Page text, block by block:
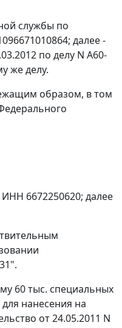
службы по
далее -
по делу N А60-
же делу.
образом, в том
6672250620; далее
60 тыс. специальных
нанесения на
от 24.05.2011 N